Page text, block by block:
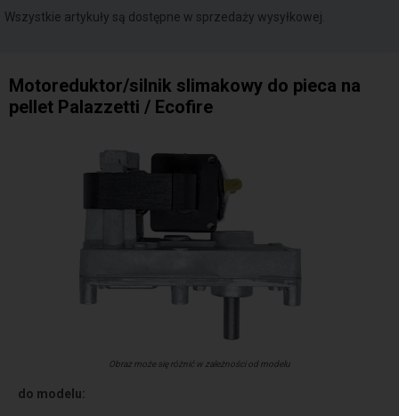
Wszystkie artykuły są dostępne w sprzedaży wysyłkowej.
Motoreduktor/silnik slimakowy do pieca na
pellet Palazzetti / Ecofire
Obraz może się różnić w zależności od modelu
do modelu: